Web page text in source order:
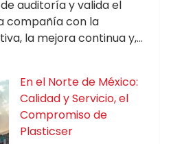
auditoría y valida el
compañía con la
la mejora continua y,…
En el Norte de México:
Calidad y Servicio, el
Compromiso de
Plasticser